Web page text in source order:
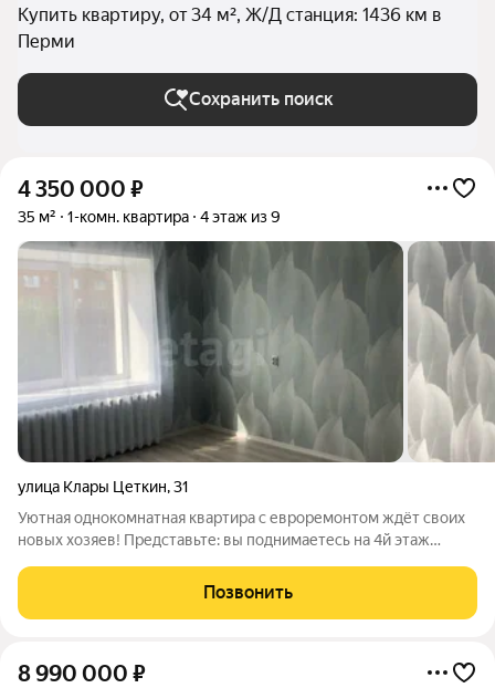
Купить квартиру, от 34 м², Ж/Д станция: 1436 км в
Перми
Сохранить поиск
4 350 000 ₽
35 м² 1-комн. квартира 4 этаж из 9
улица Клары Цеткин,31
Уютная однокомнатная квартира с евроремонтом ждёт своих
новых хозяев! Представьте: вы поднимаетесь на 4й этаж
пространство, где всё продумано для вашего комфорта. Из
окон открывается вид во двор: здесь
Позвонить
8 990 000 ₽